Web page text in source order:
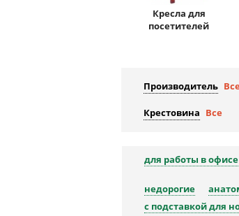
Кресла для
посетителей
Производитель Все
Крестовина Все
для работы в офисе
недорогие
с подставкой для